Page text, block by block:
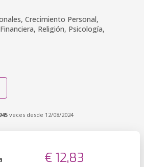
Crecimiento Personal,
Religión, Psicología,
veces desde 12/08/2024
€ 12,83